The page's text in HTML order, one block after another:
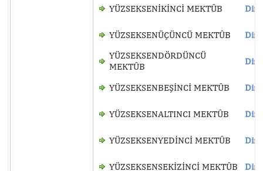
YÜZSEKSENİKİNCİ MEKTÛB
YÜZSEKSENÜÇÜNCÜ MEKTÛB
YÜZSEKSENDÖRDÜNCÜ
MEKTÛB
YÜZSEKSENBEŞİNCİ MEKTÛB
YÜZSEKSENALTINCI MEKTÛB
YÜZSEKSENYEDİNCİ MEKTÛB
YÜZSEKSENSEKİZİNCİ MEKTÛB